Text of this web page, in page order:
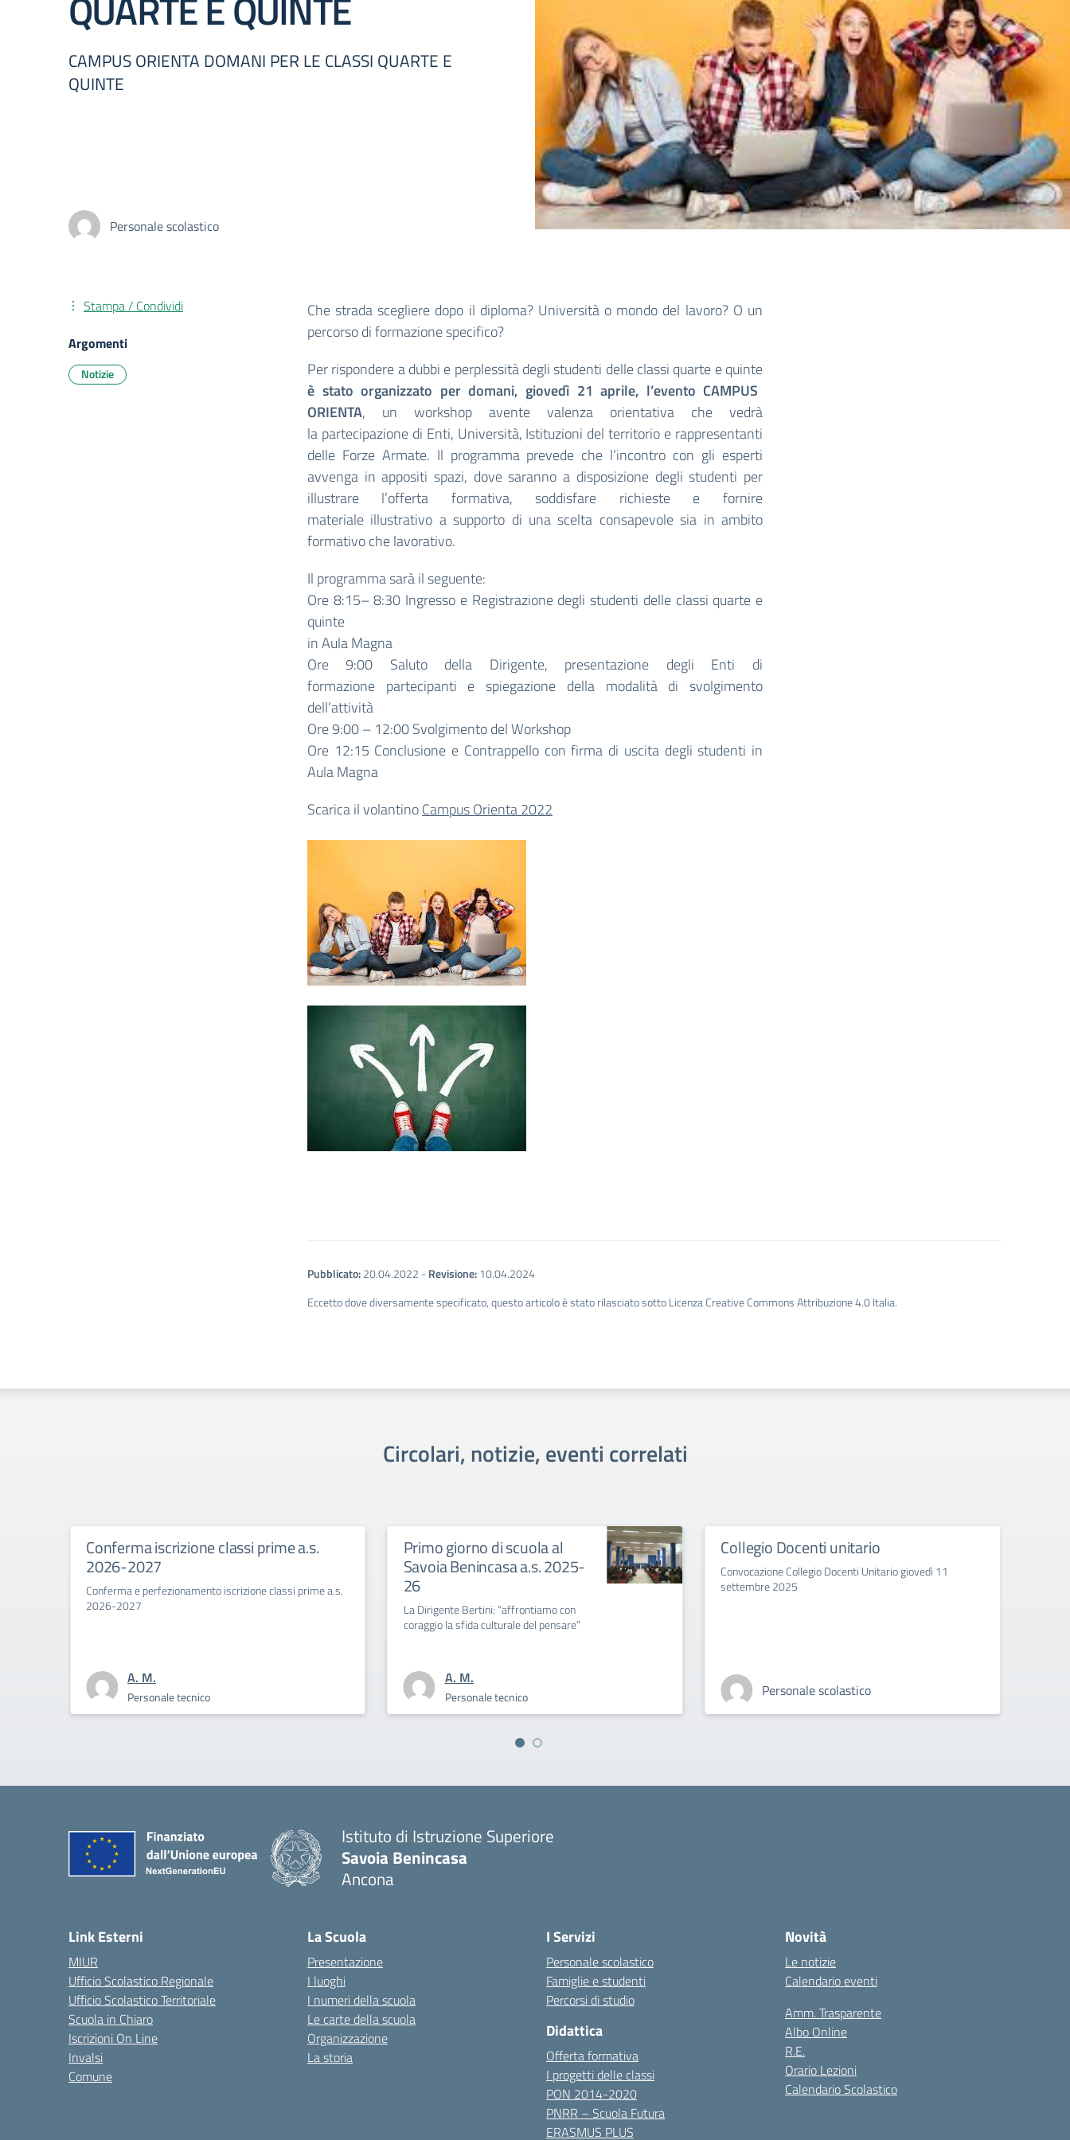
CAMPUS ORIENTA DOMANI PER LE CLASSI QUARTE E
QUINTE
Personale scolastico
Che strada scegliere dopo il diploma? Università o mondo del lavoro? O un
percorso di formazione specifico?
Per rispondere a dubbi e perplessità degli studenti delle classi quarte e quinte
è stato organizzato per domani, giovedì 21 aprile, l’evento CAMPUS
ORIENTA, un workshop avente valenza orientativa che vedrà
la partecipazione di Enti, Università, Istituzioni del territorio e rappresentanti
delle Forze Armate. Il programma prevede che l’incontro con gli esperti
avvenga in appositi spazi, dove saranno a disposizione degli studenti per
illustrare l’offerta formativa, soddisfare richieste e fornire
materiale illustrativo a supporto di una scelta consapevole sia in ambito
formativo che lavorativo.
Il programma sarà il seguente:
Ore 8:15– 8:30 Ingresso e Registrazione degli studenti delle classi quarte e
quinte
in Aula Magna
Ore 9:00 Saluto della Dirigente, presentazione degli Enti di
formazione partecipanti e spiegazione della modalità di svolgimento
dell’attività
Ore 9:00 – 12:00 Svolgimento del Workshop
Ore 12:15 Conclusione e Contrappello con firma di uscita degli studenti in
Aula Magna
Scarica il volantinoCampus Orienta 2022
Pubblicato:20.04.2022 -Revisione:10.04.2024
Eccetto dove diversamente specificato, questo articolo è stato rilasciato sotto Licenza Creative Commons Attribuzione 4.0 Italia.
Stampa / Condividi
Argomenti
Notizie
Circolari, notizie, eventi correlati
classi prime a.s.
iscrizione classi prime a.s.
Primo giorno di scuola al
Savoia Benincasa a.s. 2025-
26
coraggio la sfida culturale del pensare”
Collegio Docenti unitario
Convocazione Collegio Docenti Unitario giovedì 11
settembre 2025
Dislocazione
classi/sezioni/indirizzi/plessi
2025/2026
Istituto di Istruzione Superiore
Savoia Benincasa
Ancona
Link Esterni
MIUR
Ufficio Scolastico Regionale
Ufficio Scolastico Territoriale
Scuola in Chiaro
Iscrizioni On Line
Invalsi
Comune
La Scuola
Presentazione
I luoghi
I numeri della scuola
Le carte della scuola
Organizzazione
La storia
I Servizi
Personale scolastico
Famiglie e studenti
Percorsi di studio
Didattica
Offerta formativa
I progetti delle classi
PON 2014-2020
PNRR – Scuola Futura
ERASMUS PLUS
Novità
Le notizie
Calendario eventi
Amm. Trasparente
Albo Online
R.E.
Orario Lezioni
Calendario Scolastico